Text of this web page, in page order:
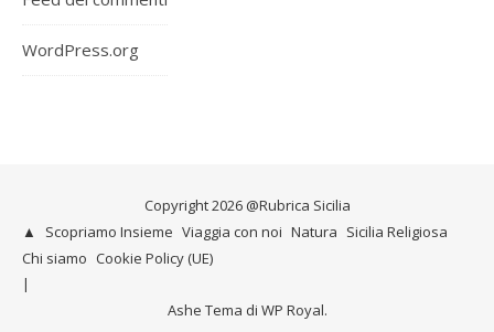
WordPress.org
Copyright 2026 @Rubrica Sicilia
▲
Scopriamo Insieme Viaggia con noi Natura Sicilia Religiosa
Chi siamo Cookie Policy (UE)
Ashe Tema di WP Royal.